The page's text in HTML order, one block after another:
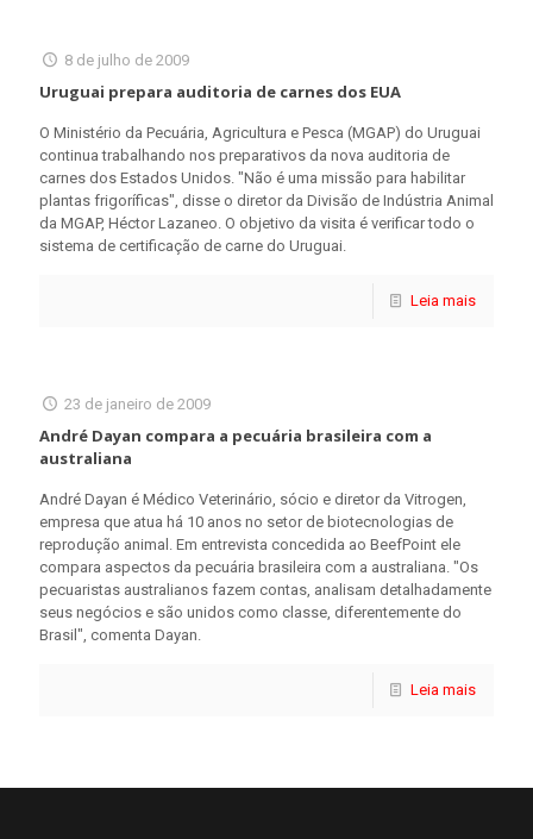
8 de julho de 2009
Uruguai prepara auditoria de carnes dos EUA
O Ministério da Pecuária, Agricultura e Pesca (MGAP) do Uruguai
continua trabalhando nos preparativos da nova auditoria de
carnes dos Estados Unidos. "Não é uma missão para habilitar
plantas frigoríficas", disse o diretor da Divisão de Indústria Animal
da MGAP, Héctor Lazaneo. O objetivo da visita é verificar todo o
sistema de certificação de carne do Uruguai.
Leia mais
23 de janeiro de 2009
André Dayan compara a pecuária brasileira com a
australiana
André Dayan é Médico Veterinário, sócio e diretor da Vitrogen,
empresa que atua há 10 anos no setor de biotecnologias de
reprodução animal. Em entrevista concedida ao BeefPoint ele
compara aspectos da pecuária brasileira com a australiana. "Os
pecuaristas australianos fazem contas, analisam detalhadamente
seus negócios e são unidos como classe, diferentemente do
Brasil", comenta Dayan.
Leia mais